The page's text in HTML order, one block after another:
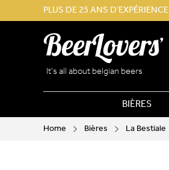
PLUS DE 25 ANS D'EXPÉRIENCE
It’s all about belgian beers
BIÈRES
Home Bières La Bestiale